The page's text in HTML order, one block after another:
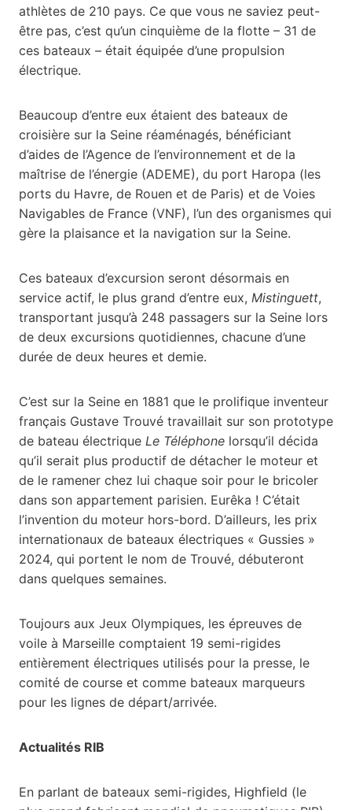
athlètes de 210 pays. Ce que vous ne saviez peut-
être pas, c’est qu’un cinquième de la flotte – 31 de
ces bateaux – était équipée d’une propulsion
électrique.
Beaucoup d’entre eux étaient des bateaux de
croisière sur la Seine réaménagés, bénéficiant
d’aides de l’Agence de l’environnement et de la
maîtrise de l’énergie (ADEME), du port Haropa (les
ports du Havre, de Rouen et de Paris) et de Voies
Navigables de France (VNF), l’un des organismes qui
gère la plaisance et la navigation sur la Seine.
Ces bateaux d’excursion seront désormais en
service actif, le plus grand d’entre eux, Mistinguett,
transportant jusqu’à 248 passagers sur la Seine lors
de deux excursions quotidiennes, chacune d’une
durée de deux heures et demie.
C’est sur la Seine en 1881 que le prolifique inventeur
français Gustave Trouvé travaillait sur son prototype
de bateau électrique Le Téléphone lorsqu’il décida
qu’il serait plus productif de détacher le moteur et
de le ramener chez lui chaque soir pour le bricoler
dans son appartement parisien. Eurêka ! C’était
l’invention du moteur hors-bord. D’ailleurs, les prix
internationaux de bateaux électriques « Gussies »
2024, qui portent le nom de Trouvé, débuteront
dans quelques semaines.
Toujours aux Jeux Olympiques, les épreuves de
voile à Marseille comptaient 19 semi-rigides
entièrement électriques utilisés pour la presse, le
comité de course et comme bateaux marqueurs
pour les lignes de départ/arrivée.
Actualités RIB
En parlant de bateaux semi-rigides, Highfield (le